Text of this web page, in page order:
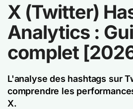
X (Twitter)
Analytics :
complet
L'analyse des hashtags sur
comprendre les
X.